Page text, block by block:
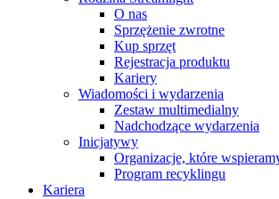
O nas
Sprzężenie zwrotne
Kup sprzęt
Rejestracja produktu
Kariery
Wiadomości i wydarzenia
Zestaw multimedialny
Nadchodzące wydarzenia
Inicjatywy
Organizacje, które
Program recyklingu
Kariera